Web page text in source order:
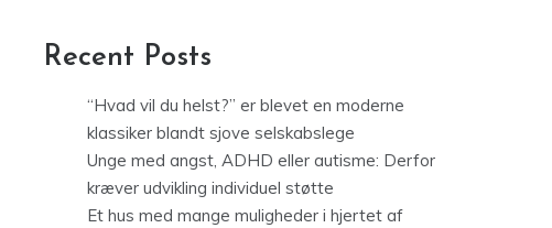
Recent Posts
“Hvad vil du helst?” er blevet en moderne
klassiker blandt sjove selskabslege
Unge med angst, ADHD eller autisme: Derfor
kræver udvikling individuel støtte
Et hus med mange muligheder i hjertet af